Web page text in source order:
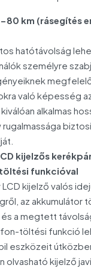
80 km (rásegítés
hatótávolság
személyre
való képesség
alkalmas
rugalmassága
kijelzős
funkcióval
LCD kijelző valós
az akkumulátor
a megtett
töltési funkció
eszközeit
olvasható kijelző